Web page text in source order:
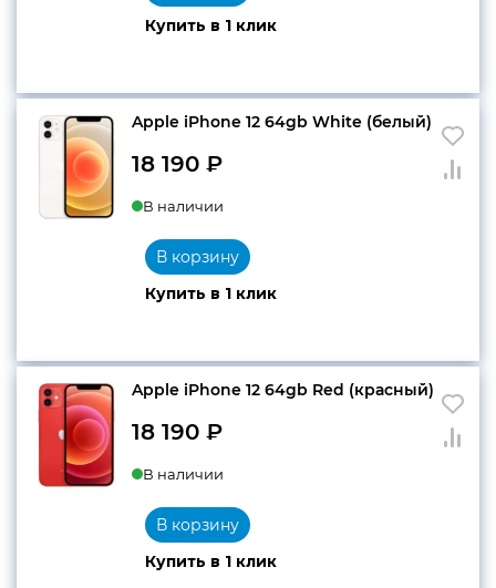
Купить в 1 клик
Apple iPhone 12 64gb White (белый)
18 190 ₽
В наличии
Купить в 1 клик
В корзину
Apple iPhone 12 64gb Red (красный)
18 190 ₽
В наличии
Купить в 1 клик
В корзину